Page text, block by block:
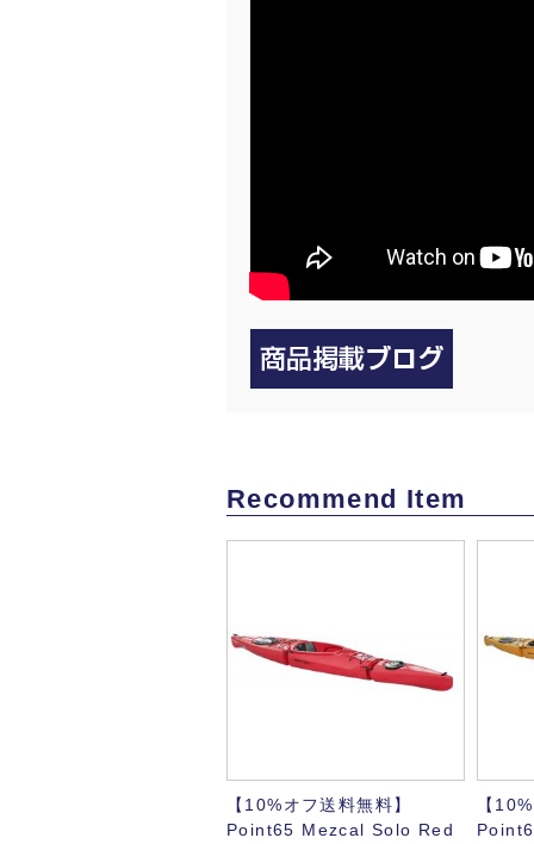
Recommend Item
【10%オフ送料無料】
Point65 Mezcal Solo Red
【